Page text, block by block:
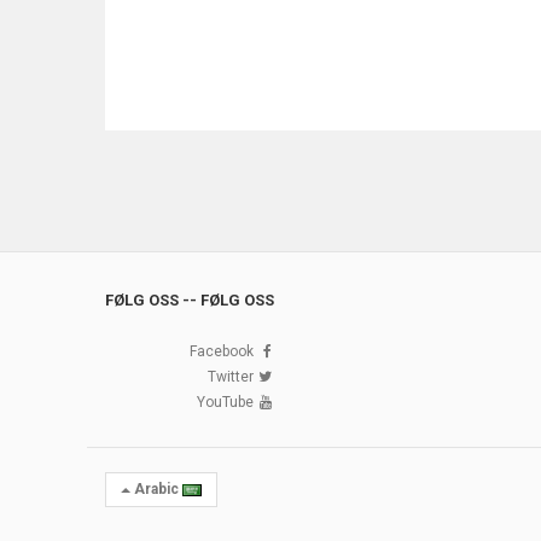
FØLG OSS -- FØLG OSS
Facebook
Twitter
YouTube